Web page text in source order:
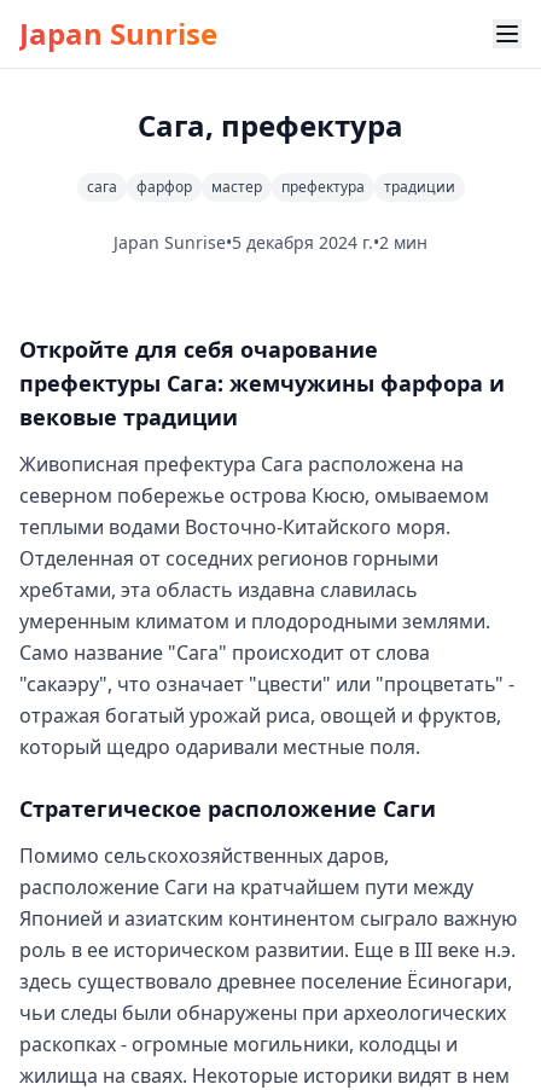
Japan Sunrise
Сага, префектура
сага фарфор мастер префектура традиции
Japan Sunrise•5 декабря 2024 г.•2 мин
Откройте для себя очарование
префектуры Сага: жемчужины фарфора и
вековые традиции
Живописная префектура Сага расположена на
северном побережье острова Кюсю, омываемом
теплыми водами Восточно-Китайского моря.
Отделенная от соседних регионов горными
хребтами, эта область издавна славилась
умеренным климатом и плодородными землями.
Само название "Сага" происходит от слова
"сакаэру", что означает "цвести" или "процветать" -
отражая богатый урожай риса, овощей и фруктов,
который щедро одаривали местные поля.
Стратегическое расположение Саги
Помимо сельскохозяйственных даров,
расположение Саги на кратчайшем пути между
Японией и азиатским континентом сыграло важную
роль в ее историческом развитии. Еще в III веке н.э.
здесь существовало древнее поселение Ёсиногари,
чьи следы были обнаружены при археологических
раскопках - огромные могильники, колодцы и
жилища на сваях. Некоторые историки видят в нем